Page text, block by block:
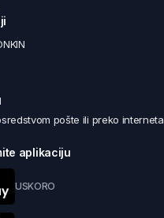
pošte ili preko interneta
aplikaciju
USKORO